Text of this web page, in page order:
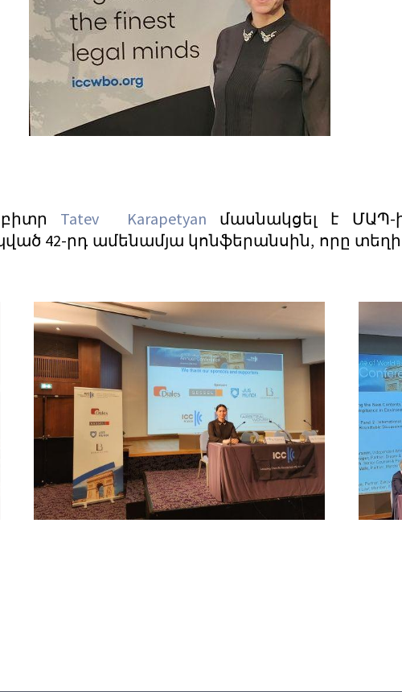
Tatev Karapetyan
մասնակցել է
42-րդ ամենամյա կոնֆերանսին, որը տեղի